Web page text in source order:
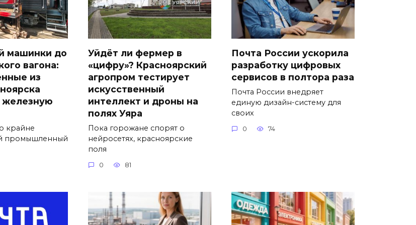
машинки до
вагона:
из
железную
крайне
промышленный
Уйдёт ли фермер в
«цифру»? Красноярский
агропром тестирует
искусственный
интеллект и дроны на
полях Уяра
Пока горожане спорят о
нейросетях, красноярские
поля
0 81
Почта России ускорила
разработку цифровых
сервисов в полтора раза
Почта России внедряет
единую дизайн-систему для
своих
0 74